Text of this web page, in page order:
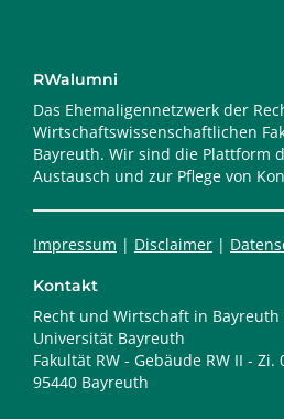
RWalumni
Das Ehemaligennetzwerk der
Wirtschaftswissenschaftlichen
Bayreuth. Wir sind die Plattform
Austausch und zur Pflege von
Impressum | Disclaimer |
Kontakt
Recht und Wirtschaft in Bayreuth
Universität Bayreuth
Fakultät RW - Gebäude RW II - Zi.
95440 Bayreuth